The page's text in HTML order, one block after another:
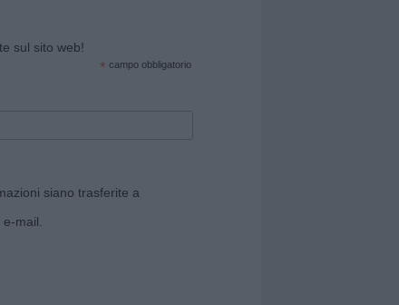
sul sito web!
* campo obbligatorio
siano trasferite a
mail.